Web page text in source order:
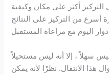
التركيز أكثر على مكان وكيفية
أسرع من التركيز على النتائج
سهلاً ، إلا أنه ليس مستحيلاً
هذا الانتقال. نظرًا لأنه يمكن